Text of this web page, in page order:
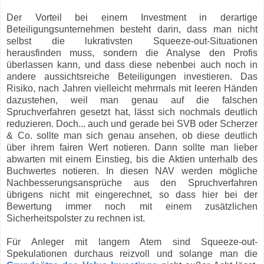
Der Vorteil bei einem Investment in derartige
Beteiligungsunternehmen besteht darin, dass man nicht
selbst die lukrativsten Squeeze-out-Situationen
herausfinden muss, sondern die Analyse den Profis
überlassen kann, und dass diese nebenbei auch noch in
andere aussichtsreiche Beteiligungen investieren. Das
Risiko, nach Jahren vielleicht mehrmals mit leeren Händen
dazustehen, weil man genau auf die falschen
Spruchverfahren gesetzt hat, lässt sich nochmals deutlich
reduzieren. Doch... auch und gerade bei SVB oder Scherzer
& Co. sollte man sich genau ansehen, ob diese deutlich
über ihrem fairen Wert notieren. Dann sollte man lieber
abwarten mit einem Einstieg, bis die Aktien unterhalb des
Buchwertes notieren. In diesen NAV werden mögliche
Nachbesserungsansprüche aus den Spruchverfahren
übrigens nicht mit eingerechnet, so dass hier bei der
Bewertung immer noch mit einem zusätzlichen
Sicherheitspolster zu rechnen ist.
Für Anleger mit langem Atem sind Squeeze-out-
Spekulationen durchaus reizvoll und solange man die